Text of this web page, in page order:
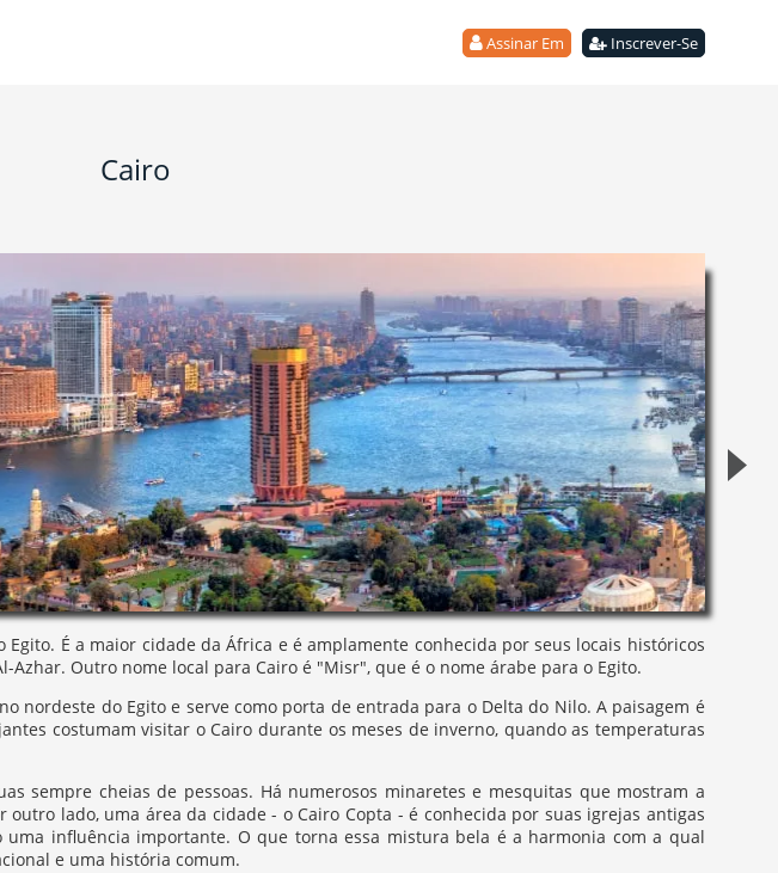
Assinar Em Inscrever-Se
Cairo
Egito. É a maior cidade da África e é amplamente conhecida por seus locais históricos
Azhar. Outro nome local para Cairo é "Misr", que é o nome árabe para o Egito.
nordeste do Egito e serve como porta de entrada para o Delta do Nilo. A paisagem é
costumam visitar o Cairo durante os meses de inverno, quando as temperaturas
sempre cheias de pessoas. Há numerosos minaretes e mesquitas que mostram a
lado, uma área da cidade - o Cairo Copta - é conhecida por suas igrejas antigas
influência importante. O que torna essa mistura bela é a harmonia com a qual
e uma história comum.